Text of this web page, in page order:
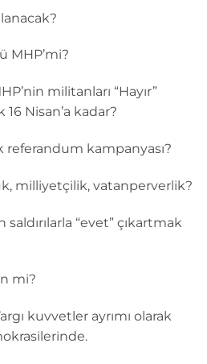
MHP’mi?
militanları “Hayır”
Nisan’a kadar?
kampanyası?
milliyetçilik, vatanperverlik?
saldırılarla “evet” çıkartmak
mi?
kuvvetler ayrımı olarak